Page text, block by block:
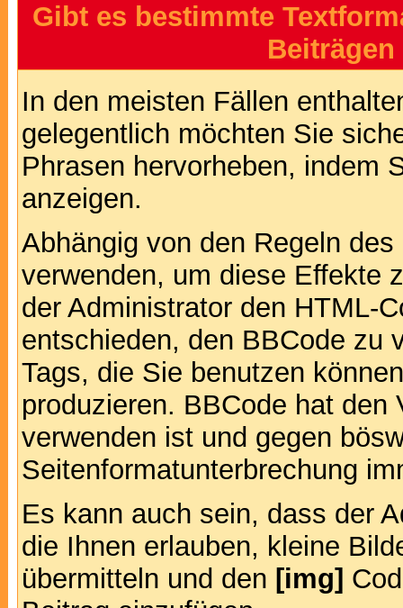
Gibt es bestimmte
In den meisten Fällen
gelegentlich möchten Sie
Phrasen hervorheben, indem
anzeigen.
Abhängig von den Regeln
verwenden, um diese Effekte
der Administrator den HTML-
entschieden, den BBCode zu
Tags, die Sie benutzen
produzieren. BBCode hat
verwenden ist und gegen
Seitenformatunterbrechung
Es kann auch sein, dass der
die Ihnen erlauben, kleine
übermitteln und den [img]